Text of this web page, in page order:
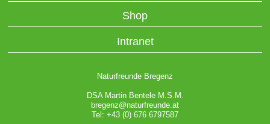
Shop
Intranet
Naturfreunde Bregenz
DSA Martin Bentele M.S.M.
bregenz@naturfreunde.at
Tel: +43 (0) 676 6797587